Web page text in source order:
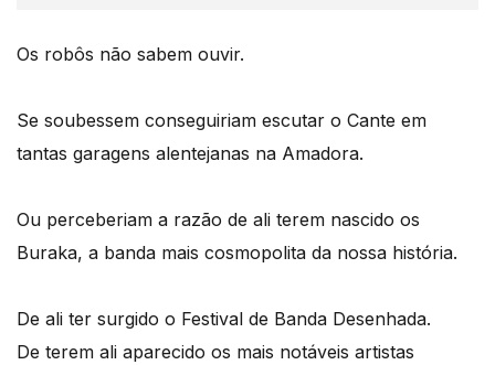
Os robôs não sabem ouvir.
Se soubessem conseguiriam escutar o Cante em
tantas garagens alentejanas na Amadora.
Ou perceberiam a razão de ali terem nascido os
Buraka, a banda mais cosmopolita da nossa história.
De ali ter surgido o Festival de Banda Desenhada.
De terem ali aparecido os mais notáveis artistas